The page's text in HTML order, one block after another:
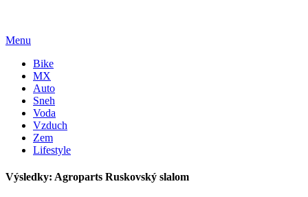
Menu
Bike
MX
Auto
Sneh
Voda
Vzduch
Zem
Lifestyle
Výsledky: Agroparts Ruskovský slalom